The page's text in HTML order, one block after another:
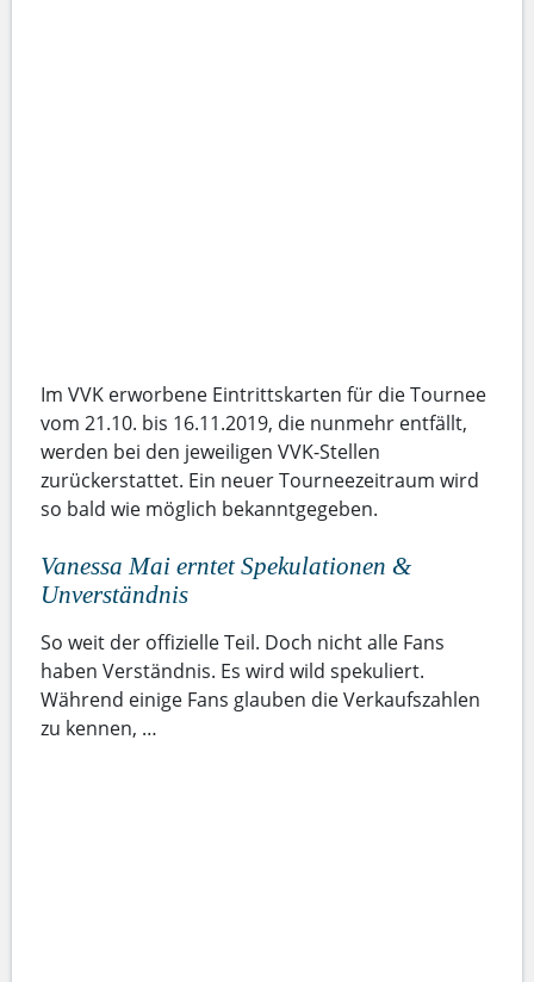
Im VVK erworbene Eintrittskarten für die Tournee
vom 21.10. bis 16.11.2019, die nunmehr entfällt,
werden bei den jeweiligen VVK-Stellen
zurückerstattet. Ein neuer Tourneezeitraum wird
so bald wie möglich bekanntgegeben.
Vanessa Mai erntet Spekulationen &
Unverständnis
So weit der offizielle Teil. Doch nicht alle Fans
haben Verständnis. Es wird wild spekuliert.
Während einige Fans glauben die Verkaufszahlen
zu kennen, …